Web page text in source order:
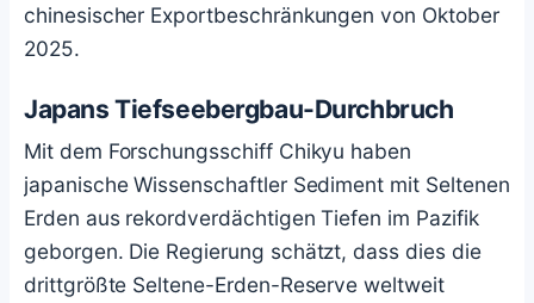
chinesischer Exportbeschränkungen von Oktober
2025.
Japans Tiefseebergbau-Durchbruch
Mit dem Forschungsschiff Chikyu haben
japanische Wissenschaftler Sediment mit Seltenen
Erden aus rekordverdächtigen Tiefen im Pazifik
geborgen. Die Regierung schätzt, dass dies die
drittgrößte Seltene-Erden-Reserve weltweit